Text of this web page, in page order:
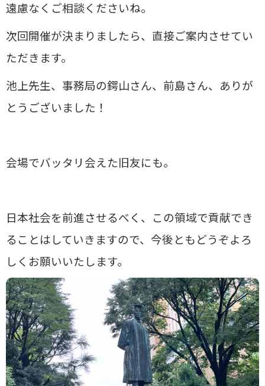
遠慮なくご相談くださいね。
次回開催が決まりましたら、直接ご案内させてい
ただきます。
池上先生、事務局の鍔山さん、前島さん、ありが
とうございました！
会場でバッタリ会えた旧友にも。
日本社会を前進させるべく、この領域で貢献でき
ることはしていきますので、今後ともどうぞよろ
しくお願いいたします。